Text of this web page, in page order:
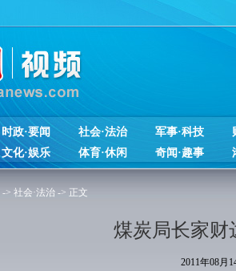
时政·要闻 社会·法治 军事·科技
文化·娱乐
体育·休闲 奇闻·趣事
-> 社会·法治 -> 正文
煤炭局长家财
2011年08月